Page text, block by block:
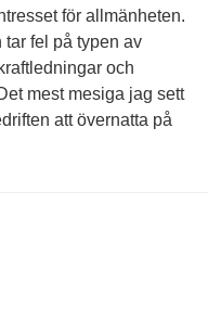
för allmänheten.
tar fel på typen av
och
mest mesiga jag sett
att övernatta på